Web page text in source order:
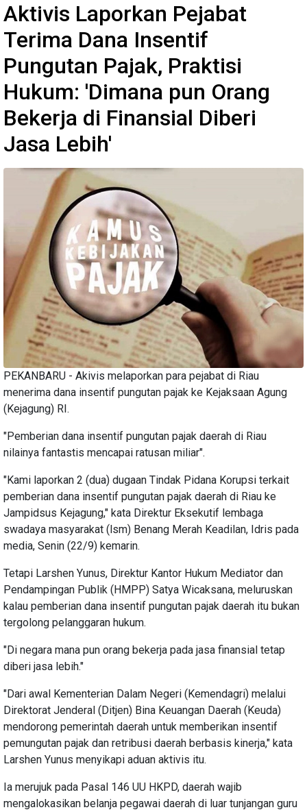
Aktivis Laporkan Pejabat
Terima Dana Insentif
Pungutan Pajak, Praktisi
Hukum: 'Dimana pun Orang
Bekerja di Finansial Diberi
Jasa Lebih'
PEKANBARU - Akivis melaporkan para pejabat di Riau
menerima dana insentif pungutan pajak ke Kejaksaan Agung
(Kejagung) RI.
"Pemberian dana insentif pungutan pajak daerah di Riau
nilainya fantastis mencapai ratusan miliar".
"Kami laporkan 2 (dua) dugaan Tindak Pidana Korupsi terkait
pemberian dana insentif pungutan pajak daerah di Riau ke
Jampidsus Kejagung," kata Direktur Eksekutif lembaga
swadaya masyarakat (lsm) Benang Merah Keadilan, Idris pada
media, Senin (22/9) kemarin.
Tetapi Larshen Yunus, Direktur Kantor Hukum Mediator dan
Pendampingan Publik (HMPP) Satya Wicaksana, meluruskan
kalau pemberian dana insentif pungutan pajak daerah itu bukan
tergolong pelanggaran hukum.
"Di negara mana pun orang bekerja pada jasa finansial tetap
diberi jasa lebih."
"Dari awal Kementerian Dalam Negeri (Kemendagri) melalui
Direktorat Jenderal (Ditjen) Bina Keuangan Daerah (Keuda)
mendorong pemerintah daerah untuk memberikan insentif
pemungutan pajak dan retribusi daerah berbasis kinerja," kata
Larshen Yunus menyikapi aduan aktivis itu.
Ia merujuk pada Pasal 146 UU HKPD, daerah wajib
mengalokasikan belanja pegawai daerah di luar tunjangan guru